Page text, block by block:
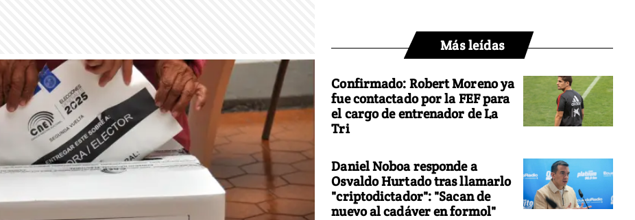
Más leídas
Confirmado: Robert Moreno ya
fue contactado por la FEF para
el cargo de entrenador de La
Tri
Daniel Noboa responde a
Osvaldo Hurtado tras llamarlo
"criptodictador": "Sacan de
nuevo al cadáver en formol"